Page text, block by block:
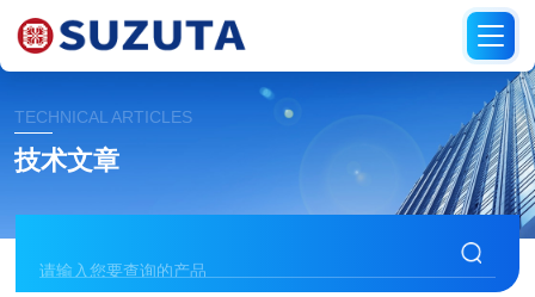
TECHNICAL ARTICLES
技术文章